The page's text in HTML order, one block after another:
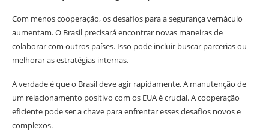
Com menos cooperação, os desafios para a segurança vernáculo
aumentam. O Brasil precisará encontrar novas maneiras de
colaborar com outros países. Isso pode incluir buscar parcerias ou
melhorar as estratégias internas.
A verdade é que o Brasil deve agir rapidamente. A manutenção de
um relacionamento positivo com os EUA é crucial. A cooperação
eficiente pode ser a chave para enfrentar esses desafios novos e
complexos.